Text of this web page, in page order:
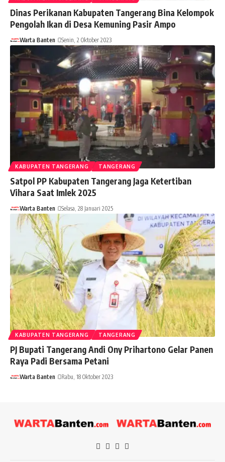
Dinas Perikanan Kabupaten Tangerang Bina Kelompok
Pengolah Ikan di Desa Kemuning Pasir Ampo
Warta Banten Senin, 2 Oktober 2023
KABUPATEN TANGERANG TANGERANG
Satpol PP Kabupaten Tangerang Jaga Ketertiban
Vihara Saat Imlek 2025
Warta Banten Selasa, 28 Januari 2025
KABUPATEN TANGERANG TANGERANG
PJ Bupati Tangerang Andi Ony Prihartono Gelar Panen
Raya Padi Bersama Petani
Warta Banten Rabu, 18 Oktober 2023